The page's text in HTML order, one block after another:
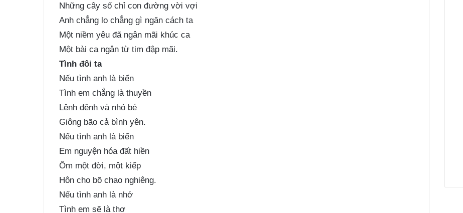
Những cây số chỉ con đường vời vợi
Anh chẳng lo chẳng gì ngăn cách ta
Một niềm yêu đã ngân mãi khúc ca
Một bài ca ngân từ tim đập mãi.
Tình đôi ta
Nếu tình anh là biển
Tình em chẳng là thuyền
Lênh đênh và nhỏ bé
Giông bão cả bình yên.
Nếu tình anh là biển
Em nguyện hóa đất hiền
Ôm một đời, một kiếp
Hôn cho bõ chao nghiêng.
Nếu tình anh là nhớ
Tình em sẽ là thơ